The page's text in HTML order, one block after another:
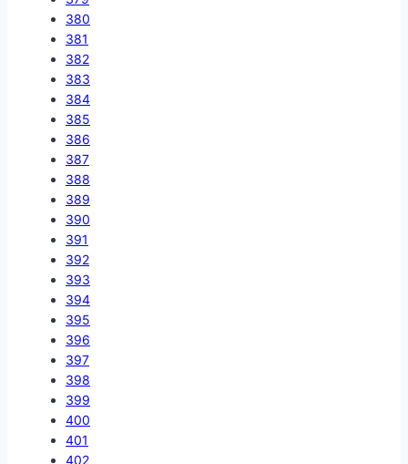
380
381
382
383
384
385
386
387
388
389
390
391
392
393
394
395
396
397
398
399
400
401
402